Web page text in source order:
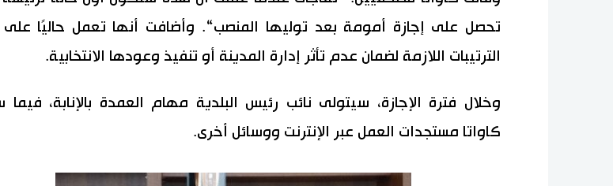
تحصل على إجازة أمومة بعد توليها المنصب“. وأضافت أنها تعمل حاليًا على
الترتيبات اللازمة لضمان عدم تأثر إدارة المدينة أو تنفيذ وعودها الانتخابية.
وخلال فترة الإجازة، سيتولى نائب رئيس البلدية مهام العمدة بالإنابة، فيما
كاواتا مستجدات العمل عبر الإنترنت ووسائل أخرى.